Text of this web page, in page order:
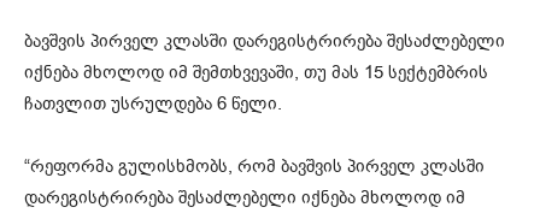
ბავშვის პირველ კლასში დარეგისტრირება შესაძლებელი
იქნება მხოლოდ იმ შემთხვევაში, თუ მას 15 სექტემბრის
ჩათვლით უსრულდება 6 წელი.
“რეფორმა გულისხმობს, რომ ბავშვის პირველ კლასში
დარეგისტრირება შესაძლებელი იქნება მხოლოდ იმ